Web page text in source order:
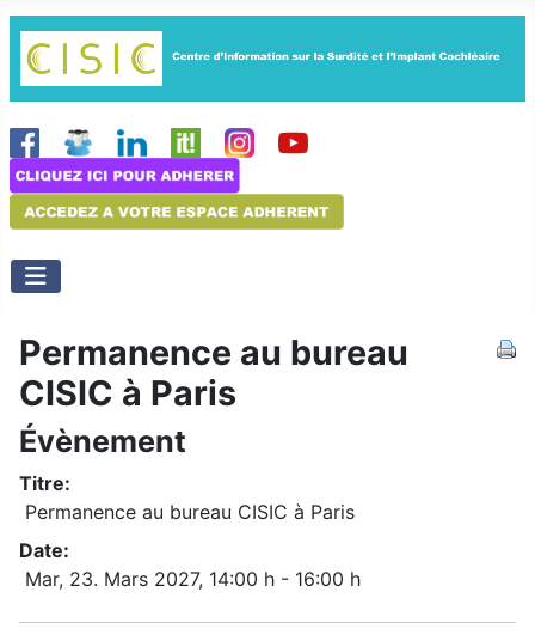
Permanence au bureau
CISIC à Paris
Évènement
Titre:
Permanence au bureau CISIC à Paris
Date:
Mar, 23. Mars 2027, 14:00 h - 16:00 h